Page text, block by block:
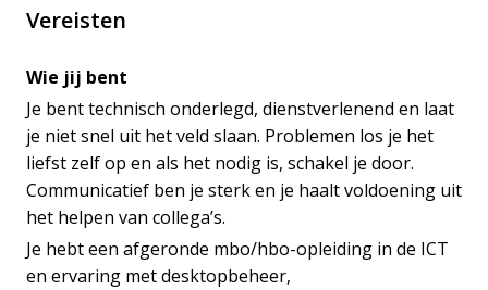
Vereisten
Wie jij bent
Je bent technisch onderlegd, dienstverlenend en laat
je niet snel uit het veld slaan. Problemen los je het
liefst zelf op en als het nodig is, schakel je door.
Communicatief ben je sterk en je haalt voldoening uit
het helpen van collega’s.
Je hebt een afgeronde mbo/hbo-opleiding in de ICT
en ervaring met desktopbeheer,